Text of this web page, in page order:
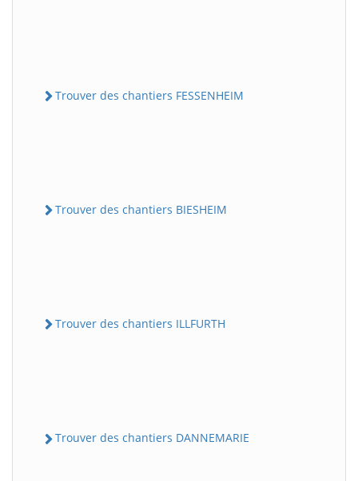
Trouver des chantiers FESSENHEIM
Trouver des chantiers BIESHEIM
Trouver des chantiers ILLFURTH
Trouver des chantiers DANNEMARIE